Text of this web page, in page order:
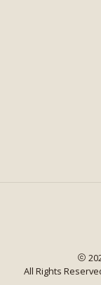
All Rights